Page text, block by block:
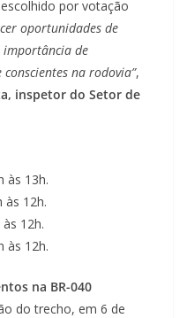
por votação
oportunidades de
importância de
na rodovia”,
inspetor do Setor de
às 13h.
às 12h.
12h.
às 12h.
na BR-040
do trecho, em 6 de